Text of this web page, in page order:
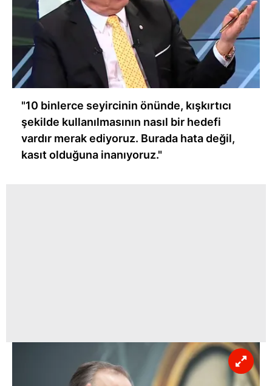
"10 binlerce seyircinin önünde, kışkırtıcı
şekilde kullanılmasının nasıl bir hedefi
vardır merak ediyoruz. Burada hata değil,
kasıt olduğuna inanıyoruz."